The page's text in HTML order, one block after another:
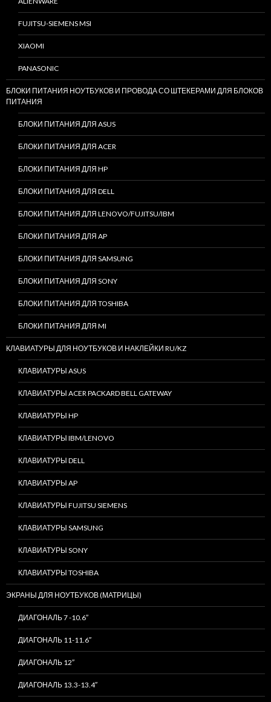
FUJITSU-SIEMENS MSI
XIAOMI
PANASONIC
БЛОКИ ПИТАНИЯ НОУТБУКОВ И ПРОВОДА СО ШТЕКЕРАМИ ДЛЯ БЛОКОВ
ПИТАНИЯ
БЛОКИ ПИТАНИЯ ДЛЯ ASUS
БЛОКИ ПИТАНИЯ ДЛЯ ACER
БЛОКИ ПИТАНИЯ ДЛЯ HP
БЛОКИ ПИТАНИЯ ДЛЯ DELL
БЛОКИ ПИТАНИЯ ДЛЯ LENOVO/FUJITSU/IBM
БЛОКИ ПИТАНИЯ ДЛЯ AP
БЛОКИ ПИТАНИЯ ДЛЯ SAMSUNG
БЛОКИ ПИТАНИЯ ДЛЯ SONY
БЛОКИ ПИТАНИЯ ДЛЯ TOSHIBA
БЛОКИ ПИТАНИЯ ДЛЯ MI
КЛАВИАТУРЫ ДЛЯ НОУТБУКОВ И НАКЛЕЙКИ RU/KZ
КЛАВИАТУРЫ ASUS
КЛАВИАТУРЫ ACER PACKARD BELL GATEWAY
КЛАВИАТУРЫ HP
КЛАВИАТУРЫ IBM/LENOVO
КЛАВИАТУРЫ DELL
КЛАВИАТУРЫ AP
КЛАВИАТУРЫ FUJITSU SIEMENS
КЛАВИАТУРЫ SAMSUNG
КЛАВИАТУРЫ SONY
КЛАВИАТУРЫ TOSHIBA
ЭКРАНЫ ДЛЯ НОУТБУКОВ (МАТРИЦЫ)
ДИАГОНАЛЬ 7 -10.6″
ДИАГОНАЛЬ 11-11.6″
ДИАГОНАЛЬ 12″
ДИАГОНАЛЬ 13.3-13.4″